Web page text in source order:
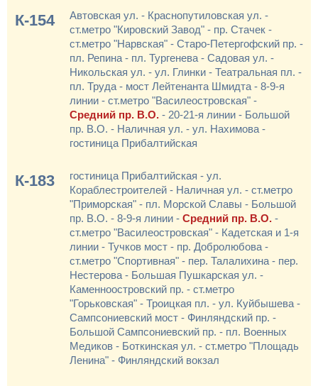
К-154
Автовская ул. - Краснопутиловская ул. -
ст.метро "Кировский Завод" - пр. Стачек -
ст.метро "Нарвская" - Старо-Петергофский пр. -
пл. Репина - пл. Тургенева - Садовая ул. -
Никольская ул. - ул. Глинки - Театральная пл. -
пл. Труда - мост Лейтенанта Шмидта - 8-9-я
линии - ст.метро "Василеостровская" -
Средний пр. В.О. - 20-21-я линии - Большой
пр. В.О. - Наличная ул. - ул. Нахимова -
гостиница Прибалтийская
К-183
гостиница Прибалтийская - ул.
Кораблестроителей - Наличная ул. - ст.метро
"Приморская" - пл. Морской Славы - Большой
пр. В.О. - 8-9-я линии - Средний пр. В.О. -
ст.метро "Василеостровская" - Кадетская и 1-я
линии - Тучков мост - пр. Добролюбова -
ст.метро "Спортивная" - пер. Талалихина - пер.
Нестерова - Большая Пушкарская ул. -
Каменноостровский пр. - ст.метро
"Горьковская" - Троицкая пл. - ул. Куйбышева -
Сампсониевский мост - Финляндский пр. -
Большой Сампсониевский пр. - пл. Военных
Медиков - Боткинская ул. - ст.метро "Площадь
Ленина" - Финляндский вокзал